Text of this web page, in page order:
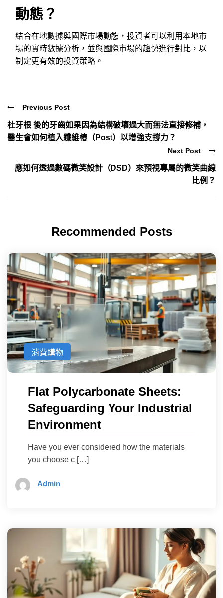
動態？
結合在地數據與國際市場動態，投資者可以利用本地市
場的實時數據分析，並與國際市場的趨勢進行對比，以
制定更有效的投資策略。
Previous Post
杜牙根 後的牙齒如果因為結構破壞過大而無法直接修補，
醫生會如何植入纖維樁（Post）以增強支撐力？
Next Post
應如何透過數碼微笑設計（DSD）來預視專屬的微笑曲線
比例？
Recommended Posts
消費購物
Flat Polycarbonate Sheets:
Safeguarding Your Industrial
Environment
Have you ever considered how the materials
you choose c […]
Admin